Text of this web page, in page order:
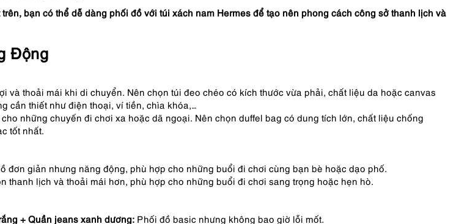
bạn có thể dễ dàng phối đồ với túi xách nam Hermes để tạo nên phong cách công sở thanh lịch và
Động
và thoải mái khi di chuyển. Nên chọn túi đeo chéo có kích thước vừa phải, chất liệu da hoặc canvas
cần thiết như điện thoại, ví tiền, chìa khóa,…
những chuyến đi chơi xa hoặc dã ngoại. Nên chọn duffel bag có dung tích lớn, chất liệu chống
tốt nhất.
đơn giản nhưng năng động, phù hợp cho những buổi đi chơi cùng bạn bè hoặc dạo phố.
thanh lịch và thoải mái hơn, phù hợp cho những buổi đi chơi sang trọng hoặc hẹn hò.
+ Quần jeans xanh dương: Phối đồ basic nhưng không bao giờ lỗi mốt.